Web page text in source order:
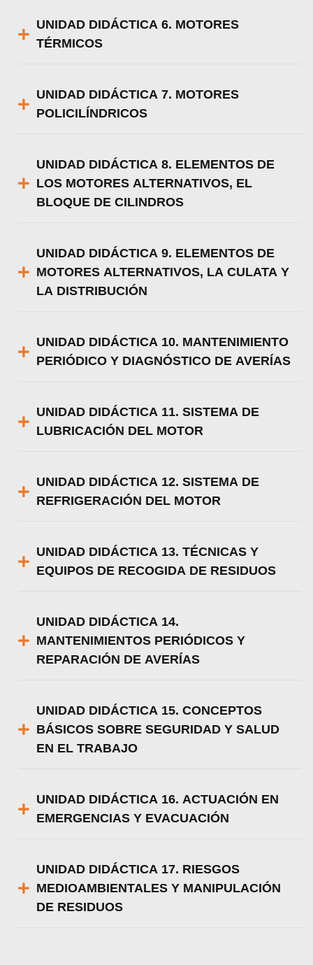
UNIDAD DIDÁCTICA 6. MOTORES
TÉRMICOS
UNIDAD DIDÁCTICA 7. MOTORES
POLICILÍNDRICOS
UNIDAD DIDÁCTICA 8. ELEMENTOS DE
LOS MOTORES ALTERNATIVOS, EL
BLOQUE DE CILINDROS
UNIDAD DIDÁCTICA 9. ELEMENTOS DE
MOTORES ALTERNATIVOS, LA CULATA Y
LA DISTRIBUCIÓN
UNIDAD DIDÁCTICA 10. MANTENIMIENTO
PERIÓDICO Y DIAGNÓSTICO DE AVERÍAS
UNIDAD DIDÁCTICA 11. SISTEMA DE
LUBRICACIÓN DEL MOTOR
UNIDAD DIDÁCTICA 12. SISTEMA DE
REFRIGERACIÓN DEL MOTOR
UNIDAD DIDÁCTICA 13. TÉCNICAS Y
EQUIPOS DE RECOGIDA DE RESIDUOS
UNIDAD DIDÁCTICA 14.
MANTENIMIENTOS PERIÓDICOS Y
REPARACIÓN DE AVERÍAS
UNIDAD DIDÁCTICA 15. CONCEPTOS
BÁSICOS SOBRE SEGURIDAD Y SALUD
EN EL TRABAJO
UNIDAD DIDÁCTICA 16. ACTUACIÓN EN
EMERGENCIAS Y EVACUACIÓN
UNIDAD DIDÁCTICA 17. RIESGOS
MEDIOAMBIENTALES Y MANIPULACIÓN
DE RESIDUOS